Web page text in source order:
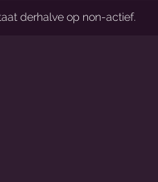
derhalve op non-actief.